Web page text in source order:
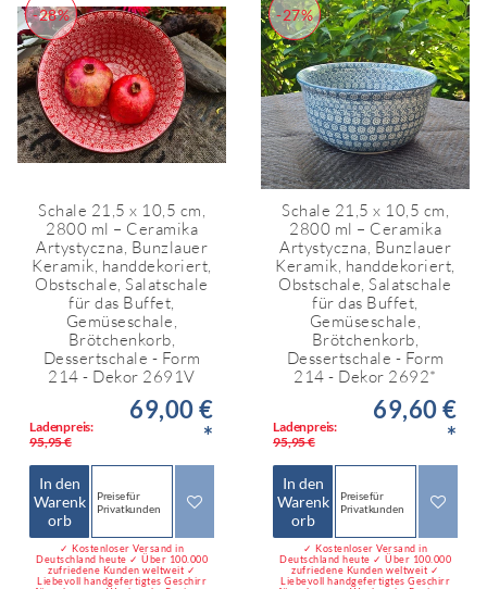
-28%
Schale 21,5 x 10,5 cm,
2800 ml – Ceramika
Artystyczna, Bunzlauer
Keramik, handdekoriert,
Obstschale, Salatschale
für das Buffet,
Gemüseschale,
Brötchenkorb,
Dessertschale - Form
214 - Dekor 2691V
Ladenpreis:
95,95 €
69,00 €
*
In den
Warenk
orb
Preise für
Privatkunden
✓ Kostenloser Versand in
Deutschland heute ✓ Über 100.000
zufriedene Kunden weltweit ✓
Liebevoll handgefertigtes Geschirr
-27%
Schale 21,5 x 10,5 cm,
2800 ml – Ceramika
Artystyczna, Bunzlauer
Keramik, handdekoriert,
Obstschale, Salatschale
für das Buffet,
Gemüseschale,
Brötchenkorb,
Dessertschale - Form
214 - Dekor 2692*
Ladenpreis:
95,95 €
69,60 €
*
In den
Warenk
orb
Preise für
Privatkunden
✓ Kostenloser Versand in
Deutschland heute ✓ Über 100.000
zufriedene Kunden weltweit ✓
Liebevoll handgefertigtes Geschirr